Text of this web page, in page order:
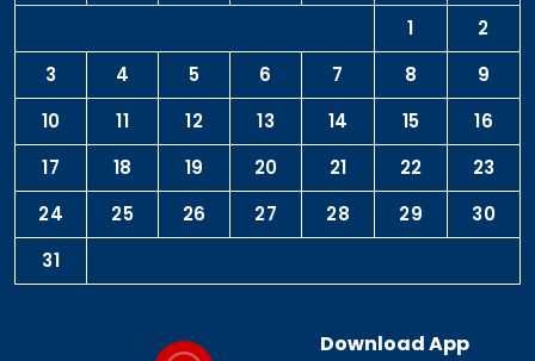
1
2
3
4 5 6 7 8
9
10
11 12 13 14 15
16
17
18 19 20 21 22
23
24
25 26 27 28 29
30
31
Download App